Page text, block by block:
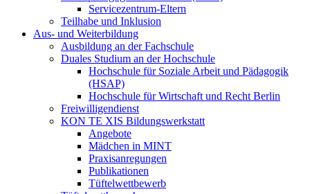
Servicezentrum-Eltern
Teilhabe und Inklusion
Aus- und Weiterbildung
Ausbildung an der Fachschule
Duales Studium an der Hochschule
Hochschule für Soziale Arbeit und Pädagogik
(HSAP)
Hochschule für Wirtschaft und Recht Berlin
Freiwilligendienst
KON TE XIS Bildungswerkstatt
Angebote
Mädchen in MINT
Praxisanregungen
Publikationen
Tüftelwettbewerb